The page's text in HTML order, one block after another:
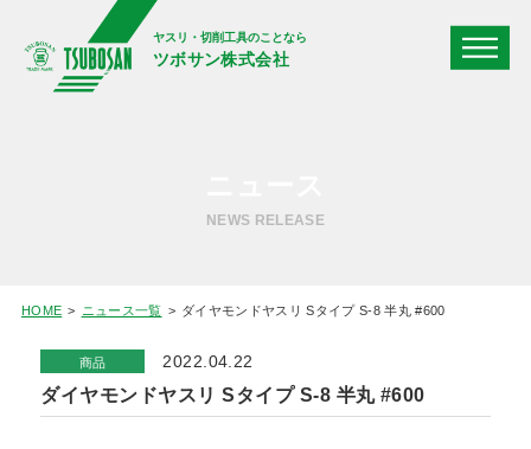
ヤスリ・切削工具のことなら
ツボサン株式会社
NEWS RELEASE
HOME ニュース一覧 ダイヤモンドヤスリ Sタイプ S-8 半丸 #600
商品 2022.04.22
ダイヤモンドヤスリ Sタイプ S-8 半丸 #600